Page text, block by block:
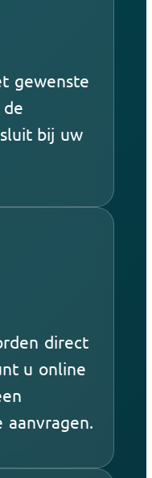
gewenste
bij uw
direct
u online